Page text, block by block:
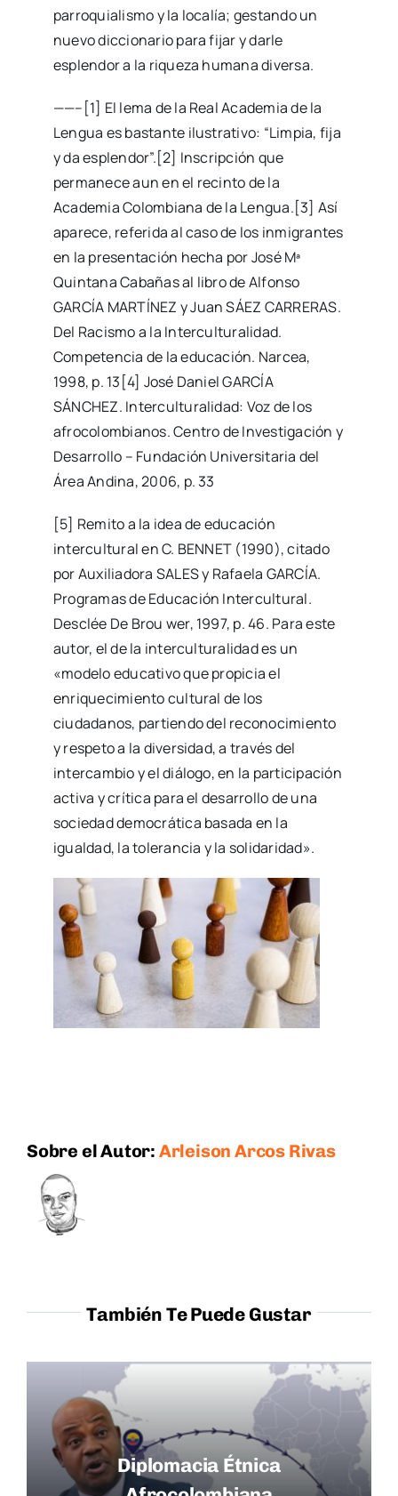
parroquialismo y la localía; gestando un
nuevo diccionario para fijar y darle
esplendor a la riqueza humana diversa.
——–[1] El lema de la Real Academia de la
Lengua es bastante ilustrativo: “Limpia, fija
y da esplendor”.[2] Inscripción que
permanece aun en el recinto de la
Academia Colombiana de la Lengua.[3] Así
aparece, referida al caso de los inmigrantes
en la presentación hecha por José Mª
Quintana Cabañas al libro de Alfonso
GARCÍA MARTÍNEZ y Juan SÁEZ CARRERAS.
Del Racismo a la Interculturalidad.
Competencia de la educación. Narcea,
1998, p. 13[4] José Daniel GARCÍA
SÁNCHEZ. Interculturalidad: Voz de los
afrocolombianos. Centro de Investigación y
Desarrollo – Fundación Universitaria del
Área Andina, 2006, p. 33
[5] Remito a la idea de educación
intercultural en C. BENNET (1990), citado
por Auxiliadora SALES y Rafaela GARCÍA.
Programas de Educación Intercultural.
Desclée De Brou wer, 1997, p. 46. Para este
autor, el de la interculturalidad es un
«modelo educativo que propicia el
enriquecimiento cultural de los
ciudadanos, partiendo del reconocimiento
y respeto a la diversidad, a través del
intercambio y el diálogo, en la participación
activa y crítica para el desarrollo de una
sociedad democrática basada en la
igualdad, la tolerancia y la solidaridad».
Sobre el Autor: Arleison Arcos Rivas
También Te Puede Gustar
Diplomacia Étnica